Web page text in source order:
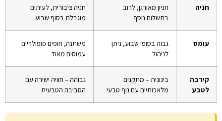
חניה
חניון מאורגן, לרוב
בתשלום נוסף
חניה ציבורית, לעיתים
מוגבלת בסוף שבוע
עומס
גבוה בסופי שבוע, ניתן
לניהול
משתנה, חופים פופולריים
עמוסים מאוד
קירבה
לטבע
בינונית – מתקנים
מלאכותיים עם נוף טבעי
גבוהה – חוויה ישירה עם
הסביבה הטבעית